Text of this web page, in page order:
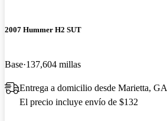
2007 Hummer H2 SUT
Base 137,604 millas
Entrega a domicilio desde Marietta, GA
El precio incluye envío de $132